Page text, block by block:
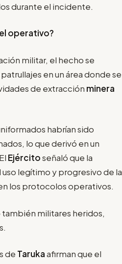
durante el incidente.
operativo?
militar, el hecho se
en un área donde se
de extracción minera
habrían sido
lo que derivó en un
Ejércitoseñaló que la
legítimo y progresivo de la
los protocolos operativos.
militares heridos,
de Tarukaafirman que el